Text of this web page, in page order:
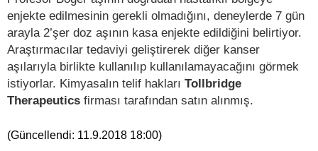
enjekte edilmesinin gerekli olmadığını, deneylerde 7 gün
arayla 2’şer doz aşının kasa enjekte edildiğini belirtiyor.
Araştırmacılar tedaviyi geliştirerek diğer kanser
aşılarıyla birlikte kullanılıp kullanılamayacağını görmek
istiyorlar. Kimyasalın telif hakları Tollbridge
Therapeutics firması tarafından satın alınmış.
(Güncellendi: 11.9.2018 18:00)